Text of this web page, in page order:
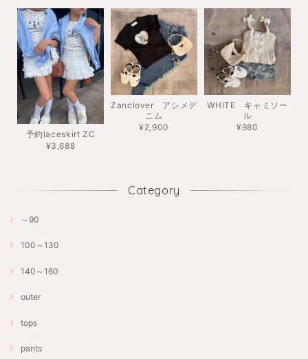
予約laceskirt ZC
¥3,688
Zanclover アシメデ
ニム
¥2,900
WHITE キャミソー
ル
¥980
Category
～90
100～130
140～160
outer
tops
pants